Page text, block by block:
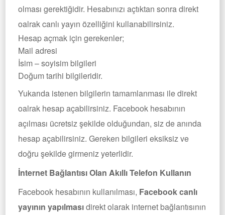
olması gerektiğidir. Hesabınızı açtıktan sonra direkt
oalrak canlı yayın özelliğini kullanabilirsiniz.
Hesap açmak için gerekenler;
Mail adresi
İsim – soyisim bilgileri
Doğum tarihi bilgileridir.
Yukarıda istenen bilgilerin tamamlanması ile direkt
oalrak hesap açabilirsiniz. Facebook hesabının
açılması ücretsiz şekilde olduğundan, siz de anında
hesap açabilirsiniz. Gereken bilgileri eksiksiz ve
doğru şekilde girmeniz yeterlidir.
İnternet Bağlantısı Olan Akıllı Telefon Kullanın
Facebook hesabının kullanılması, Facebook canlı
yayının yapılmasıdirekt olarak internet bağlantısının